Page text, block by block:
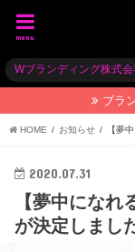
menu
Wブランディング株式
ブラ
HOME お知らせ 【夢
2020.07.31
【夢中にな
が決定しまし